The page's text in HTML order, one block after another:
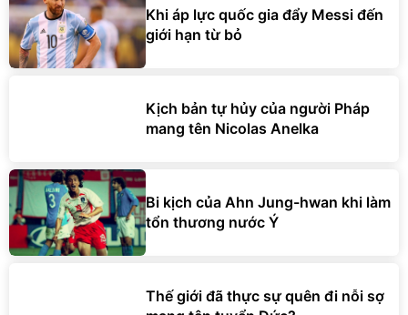
Khi áp lực quốc gia đẩy Messi đến
giới hạn từ bỏ
Kịch bản tự hủy của người Pháp
mang tên Nicolas Anelka
Bi kịch của Ahn Jung-hwan khi làm
tổn thương nước Ý
Thế giới đã thực sự quên đi nỗi sợ